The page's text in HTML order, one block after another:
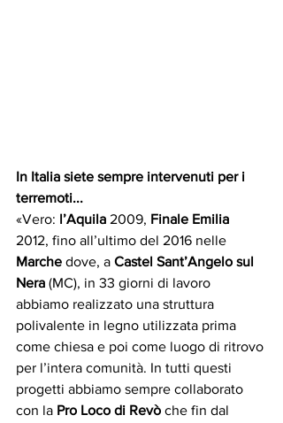
In Italia siete sempre intervenuti per i
terremoti...
«Vero: l’Aquila 2009, Finale Emilia
2012, fino all’ultimo del 2016 nelle
Marche dove, a Castel Sant’Angelo sul
Nera (MC), in 33 giorni di lavoro
abbiamo realizzato una struttura
polivalente in legno utilizzata prima
come chiesa e poi come luogo di ritrovo
per l’intera comunità. In tutti questi
progetti abbiamo sempre collaborato
con la Pro Loco di Revò che fin dal